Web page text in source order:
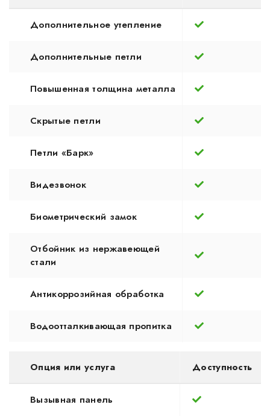
Дополнительное утепление
Дополнительные петли
Повышенная толщина металла
Скрытые петли
Петли «Барк»
Видезвонок
Биометрический замок
Отбойник из нержавеющей
стали
Антикоррозийная обработка
Водоотталкивающая пропитка
Опция или услуга Доступность
Вызывная панель